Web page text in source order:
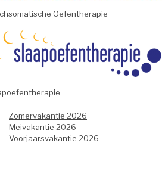
Oefentherapie
Zomervakantie 2026
Meivakantie 2026
Voorjaarsvakantie 2026